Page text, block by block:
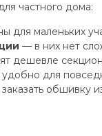
частного дома:
для маленьких
— в них нет
дешевле
для
обшивку